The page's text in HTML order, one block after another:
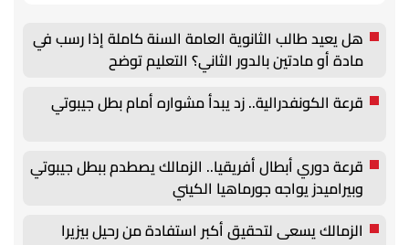
هل يعيد طالب الثانوية العامة السنة كاملة إذا رسب في
مادة أو مادتين بالدور الثاني؟ التعليم توضح
قرعة الكونفدرالية.. زد يبدأ مشواره أمام بطل جيبوتي
قرعة دوري أبطال أفريقيا.. الزمالك يصطدم ببطل جيبوتي
وبيراميدز يواجه جورماهيا الكيني
الزمالك يسعى لتحقيق أكبر استفادة من رحيل بيزيرا